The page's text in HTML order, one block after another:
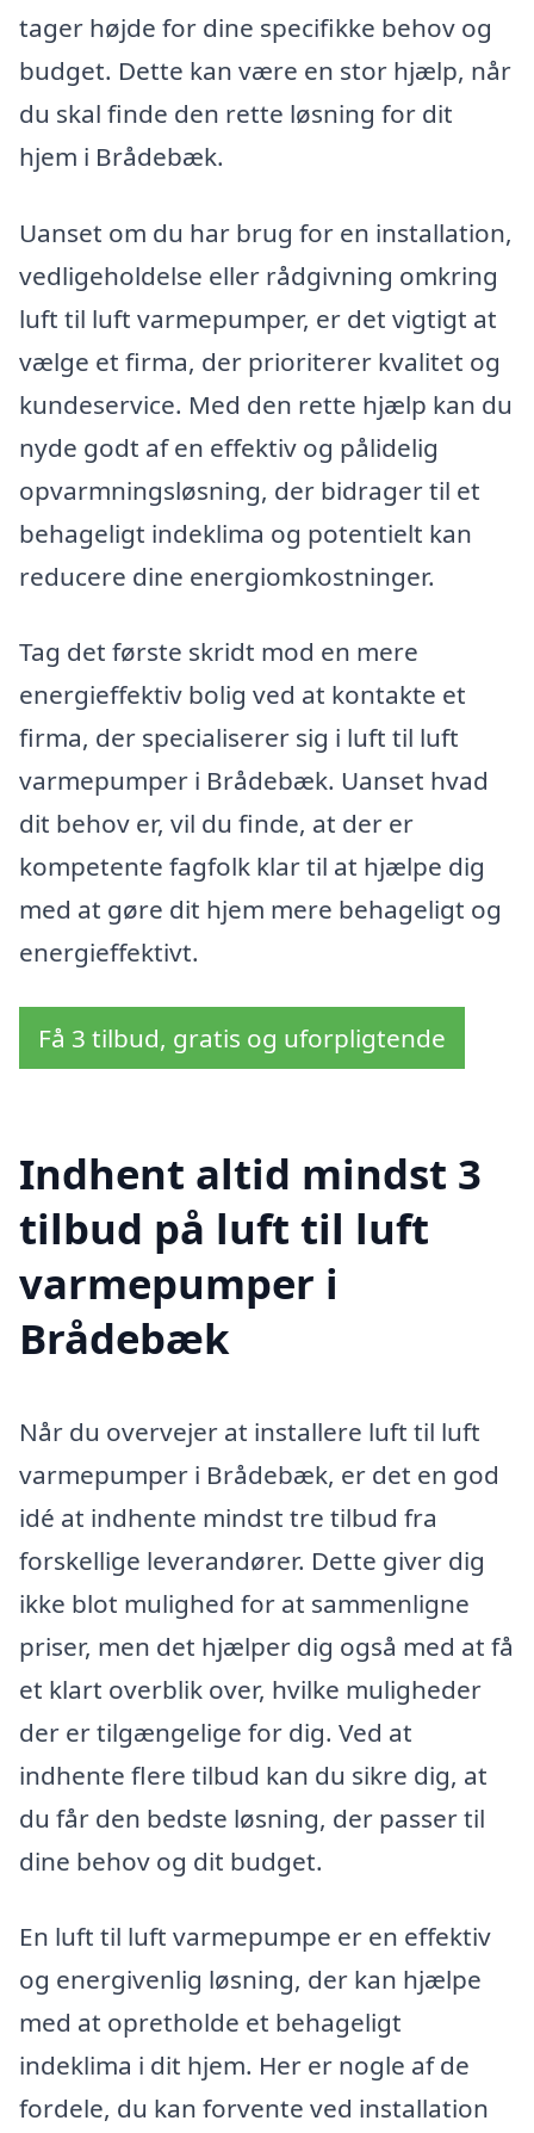
tager højde for dine specifikke behov og
budget. Dette kan være en stor hjælp, når
du skal finde den rette løsning for dit
hjem i Brådebæk.
Uanset om du har brug for en installation,
vedligeholdelse eller rådgivning omkring
luft til luft varmepumper, er det vigtigt at
vælge et firma, der prioriterer kvalitet og
kundeservice. Med den rette hjælp kan du
nyde godt af en effektiv og pålidelig
opvarmningsløsning, der bidrager til et
behageligt indeklima og potentielt kan
reducere dine energiomkostninger.
Tag det første skridt mod en mere
energieffektiv bolig ved at kontakte et
firma, der specialiserer sig i luft til luft
varmepumper i Brådebæk. Uanset hvad
dit behov er, vil du finde, at der er
kompetente fagfolk klar til at hjælpe dig
med at gøre dit hjem mere behageligt og
energieffektivt.
Få 3 tilbud, gratis og uforpligtende
Indhent altid mindst 3
tilbud på luft til luft
varmepumper i
Brådebæk
Når du overvejer at installere luft til luft
varmepumper i Brådebæk, er det en god
idé at indhente mindst tre tilbud fra
forskellige leverandører. Dette giver dig
ikke blot mulighed for at sammenligne
priser, men det hjælper dig også med at få
et klart overblik over, hvilke muligheder
der er tilgængelige for dig. Ved at
indhente flere tilbud kan du sikre dig, at
du får den bedste løsning, der passer til
dine behov og dit budget.
En luft til luft varmepumpe er en effektiv
og energivenlig løsning, der kan hjælpe
med at opretholde et behageligt
indeklima i dit hjem. Her er nogle af de
fordele, du kan forvente ved installation